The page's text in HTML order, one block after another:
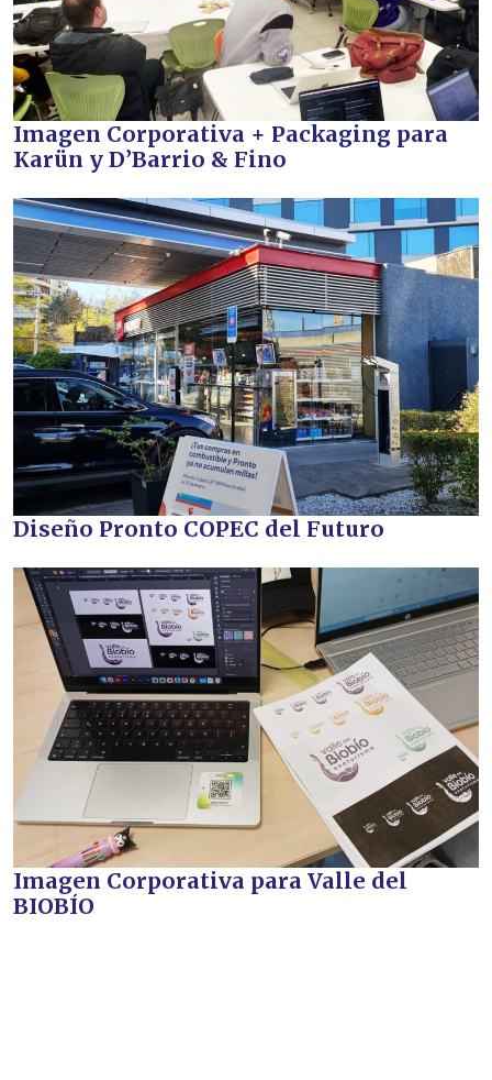
Imagen Corporativa + Packaging para
Karün y D’Barrio & Fino
Diseño Pronto COPEC del Futuro
Imagen Corporativa para Valle del
BIOBÍO